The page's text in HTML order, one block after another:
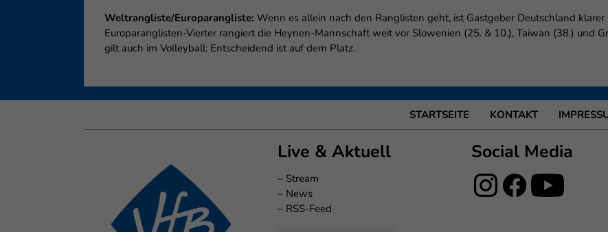
Weltrangliste/Europarangliste: Wenn es allein nach den Ranglisten geht, ist Gastgeber Deutschland
Europaranglisten-Vierter rangiert die Heynen-Mannschaft weit vor Slowenien (25. & 10.), Taiwan (38.) und
gilt auch im Volleyball: Entscheidend ist auf dem Platz.
KONTAKT
STARTSEITE
Live & Aktuell
– Stream
– News
– RSS-Feed
Social Media